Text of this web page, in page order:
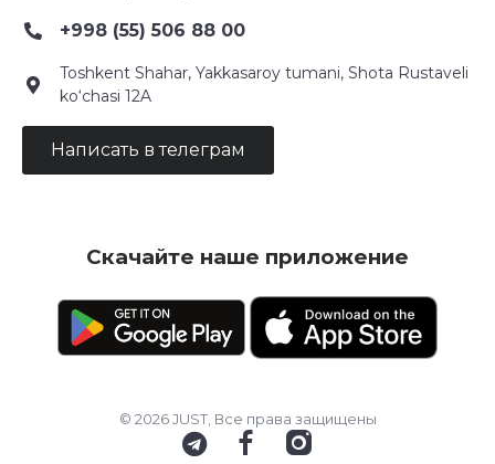
+998 (55) 506 88 00
Toshkent Shahar, Yakkasaroy tumani, Shota Rustaveli
ko‘chasi 12A
Написать в телеграм
Скачайте наше приложение
© 2026 JUST, Все права защищены